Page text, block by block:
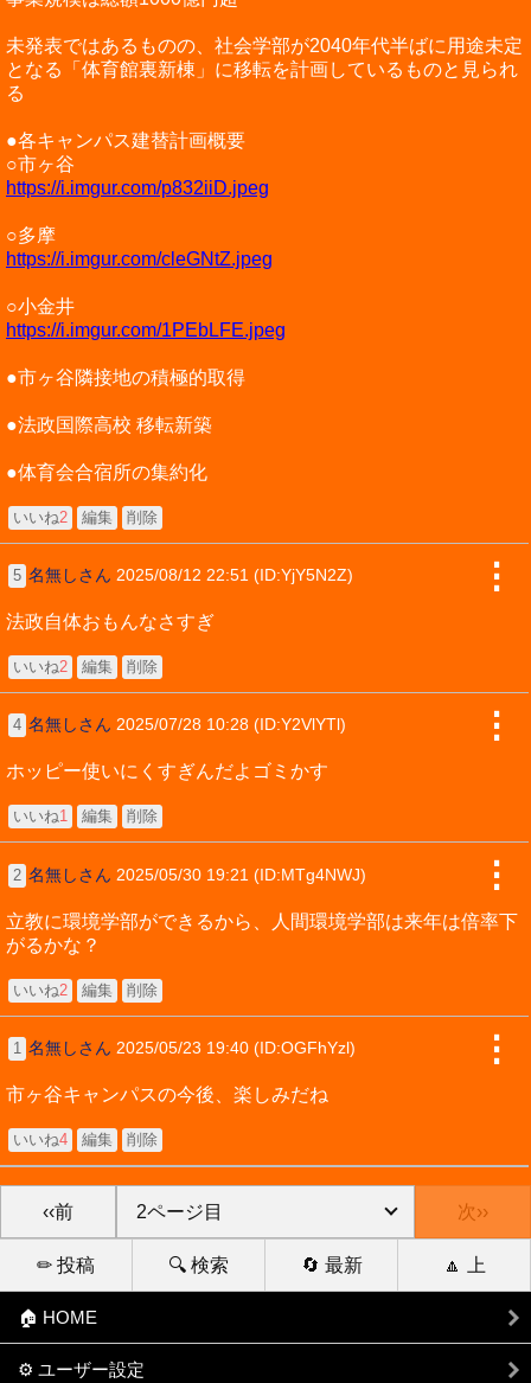
未発表ではあるものの、社会学部が2040年代半ばに用途未定
となる「体育館裏新棟」に移転を計画しているものと見られ
る
●各キャンパス建替計画概要
○市ヶ谷
https://i.imgur.com/p832iiD.jpeg
○多摩
https://i.imgur.com/cleGNtZ.jpeg
○小金井
https://i.imgur.com/1PEbLFE.jpeg
●市ヶ谷隣接地の積極的取得
●法政国際高校 移転新築
●体育会合宿所の集約化
いいね2 編集 削除
5 名無しさん 2025/08/12 22:51 (ID:YjY5N2Z) ⋮
法政自体おもんなさすぎ
いいね2 編集 削除
4 名無しさん 2025/07/28 10:28 (ID:Y2VlYTl) ⋮
ホッピー使いにくすぎんだよゴミかす
いいね1 編集 削除
2 名無しさん 2025/05/30 19:21 (ID:MTg4NWJ) ⋮
立教に環境学部ができるから、人間環境学部は来年は倍率下
がるかな？
いいね2 編集 削除
1 名無しさん 2025/05/23 19:40 (ID:OGFhYzl) ⋮
市ヶ谷キャンパスの今後、楽しみだね
いいね4 編集 削除
‹‹前 次››
✏ 投稿 🔍 検索 🔄 最新 🔼 上
🏠 HOME
⚙ ユーザー設定